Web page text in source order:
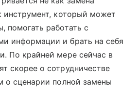
инструмент, который может
помогать работать с
информации и брать на себя
По крайней мере сейчас в
скорее о сотрудничестве
о сценарии полной замены